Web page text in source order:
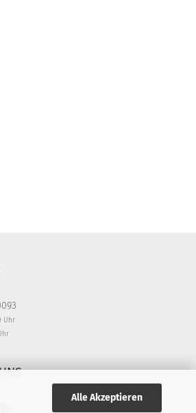
Alle Akzeptieren
Uhr